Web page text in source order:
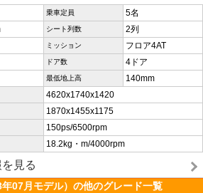
乗車定員 5名
シート列数 2列
ミッション フロア4AT
ドア数 4ドア
最低地上高 140mm
4620x1740x1420
1870x1455x1175
150ps/6500rpm
18.2kg・m/4000rpm
見る
07月モデル）の他のグレード一覧